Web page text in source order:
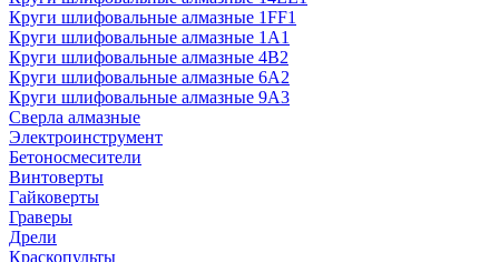
Круги шлифовальные алмазные 1FF1
Круги шлифовальные алмазные 1А1
Круги шлифовальные алмазные 4В2
Круги шлифовальные алмазные 6A2
Круги шлифовальные алмазные 9А3
Сверла алмазные
Электроинструмент
Бетоносмесители
Винтоверты
Гайковерты
Граверы
Дрели
Краскопульты